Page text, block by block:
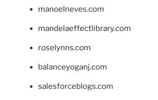
manoelneves.com
mandelaeffectlibrary.com
roselynns.com
balanceyoganj.com
salesforceblogs.com